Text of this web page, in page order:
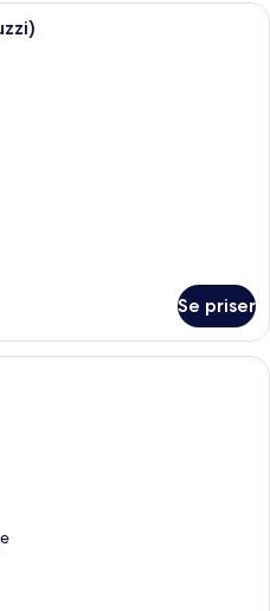
En balkon med havudsigt, et spabad
Se priser
Et moderne soveværelse med en